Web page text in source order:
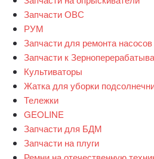
Запчасти ОВС
РУМ
Запчасти для ремонта насосов
Запчасти к
Культиваторы
Жатка для уборки
Тележки
GEOLINE
Запчасти для БДМ
Запчасти на плуги